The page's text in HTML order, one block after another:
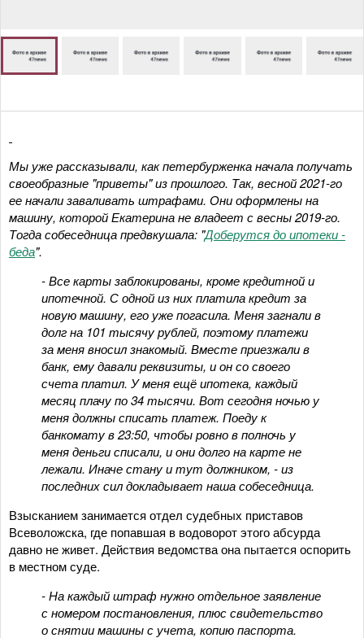
Мы уже рассказывали, как петербурженка начала получать
своеобразные "приветы" из прошлого. Так, весной 2021-го
ее начали заваливать штрафами. Они оформлены на
машину, которой Екатерина не владеет с весны 2019-го.
Тогда собеседница предвкушала: "Доберутся до ипотеки -
беда".
-Все карты заблокированы, кроме кредитной и
ипотечной. С одной из них платила кредит за
новую машину, его уже погасила. Меня загнали в
долг на 101 тысячу рублей, поэтому платежи
за меня вносил знакомый. Вместе приезжали в
банк, ему давали реквизиты, и он со своего
счета платил. У меня ещё ипотека, каждый
месяц плачу по 34 тысячи. Вот сегодня ночью у
меня должны списать платеж. Поеду к
банкомату в 23:50, чтобы ровно в полночь у
меня деньги списали, и они долго на карте не
лежали. Иначе стану и тут должником, - из
последних сил докладывает наша собеседница.
Взысканием занимается отдел судебных приставов
Всеволожска, где попавшая в водоворот этого абсурда
давно не живет. Действия ведомства она пытается оспорить
в местном суде.
- На каждый штраф нужно отдельное заявление
с номером постановления, плюс свидетельство
о снятии машины с учета, копию паспорта.